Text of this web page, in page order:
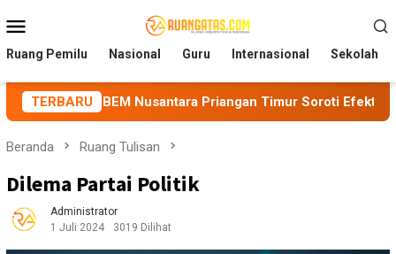
ke
kontenMobile
Ruang Pemilu Nasional Guru Internasional Sekolah
TERBARU
Nusantara Priangan Timur Soroti Efektivitas Kinerja APH di
Beranda Ruang Tulisan
Dilema Partai Politik
Administrator
1 Juli 2024
3019 Dilihat